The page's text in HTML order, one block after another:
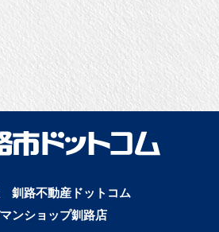
釧路不動産ドットコム
ンショップ釧路店